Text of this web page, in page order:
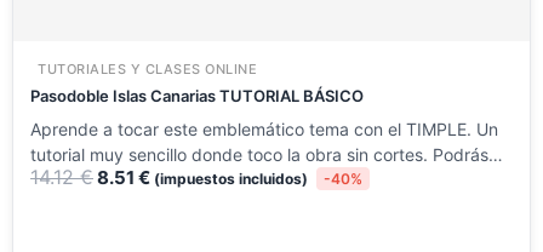
TUTORIALES Y CLASES ONLINE
Pasodoble Islas Canarias TUTORIAL BÁSICO
Aprende a tocar este emblemático tema con el TIMPLE. Un
tutorial muy sencillo donde toco la obra sin cortes. Podrás…
14.12€8.51 € (impuestos incluidos) -40%